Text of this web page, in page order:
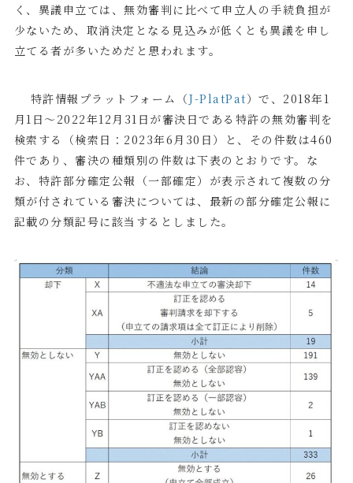
く、異議申立ては、無効審判に比べて申立人の手続負担が
少ないため、取消決定となる見込みが低くとも異議を申し
立てる者が多いためだと思われます。
特許情報プラットフォーム（J-PlatPat）で、 2018年1
月 1 日～ 2022年12 月 31 日が審決日である特許の無効審判を
検索する（検索日： 2023年6 月 30 日）と、その件数は460
件であり、審決の種類別の件数は下表のとおりです。な
お、特許部分確定公報（一部確定）が表示されて複数の分
類が付されている審決については、最新の部分確定公報に
記載の分類記号に該当するとしました。